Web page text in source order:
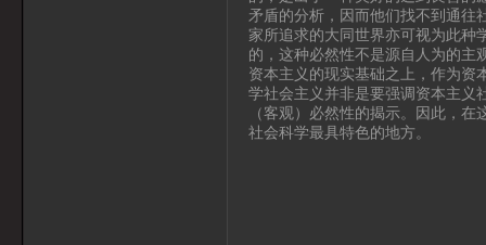
矛盾的分析，因而他们找不到通往
家所追求的大同世界亦可视为此种
的，这种必然性不是源自人为的主
资本主义的现实基础之上，作为资
学社会主义并非是要强调资本主义
（客观）必然性的揭示。因此，
社会科学最具特色的地方。